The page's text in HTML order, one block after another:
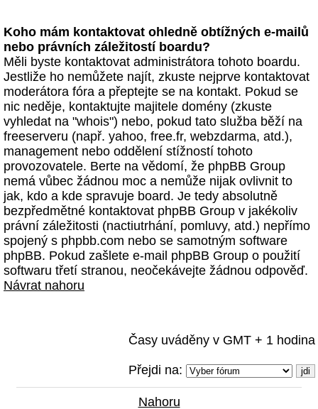
Koho mám kontaktovat ohledně obtížných e-mailů
nebo právních záležitostí boardu?
Měli byste kontaktovat administrátora tohoto boardu.
Jestliže ho nemůžete najít, zkuste nejprve kontaktovat
moderátora fóra a přeptejte se na kontakt. Pokud se
nic neděje, kontaktujte majitele domény (zkuste
vyhledat na "whois") nebo, pokud tato služba běží na
freeserveru (např. yahoo, free.fr, webzdarma, atd.),
management nebo oddělení stížností tohoto
provozovatele. Berte na vědomí, že phpBB Group
nemá vůbec žádnou moc a nemůže nijak ovlivnit to
jak, kdo a kde spravuje board. Je tedy absolutně
bezpředmětné kontaktovat phpBB Group v jakékoliv
právní záležitosti (nactiutrhání, pomluvy, atd.) nepřímo
spojený s phpbb.com nebo se samotným software
phpBB. Pokud zašlete e-mail phpBB Group o použití
softwaru třetí stranou, neočekávejte žádnou odpověď.
Návrat nahoru
Časy uváděny v GMT + 1 hodina
Přejdi na:
Nahoru